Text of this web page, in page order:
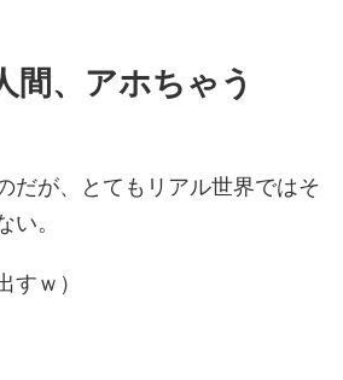
間、アホちゃう
だが、とてもリアル世界ではそ
い。
すｗ）